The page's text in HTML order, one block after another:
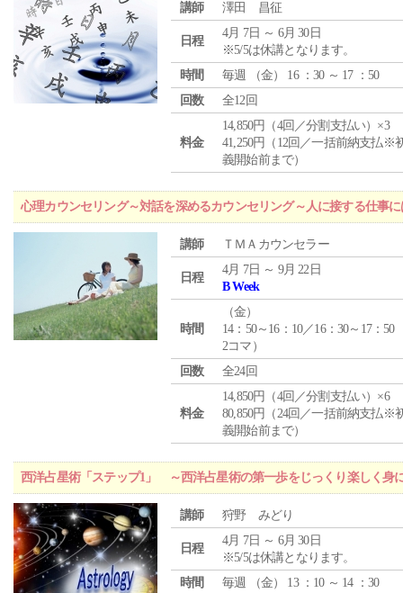
講師 澤田 昌征
日程
4月 7日 ～ 6月 30日
※5/5は休講となります。
時間
毎週 （金） 16 ：30 ～ 17 ：50
回数
全12回
料金
14,850円（4回／分割支払い）×3
41,250円（12回／一括前納支払※
義開始前まで）
心理カウンセリング～対話を深めるカウンセリング～人に接する仕事
講師 ＴＭＡカウンセラー
日程
4月 7日 ～ 9月 22日
B Week
時間
（金）
14：50～16：10／16：30～17：50
2コマ）
回数
全24回
料金
14,850円（4回／分割支払い）×6
80,850円（24回／一括前納支払※
義開始前まで）
西洋占星術「ステップ1」 ～西洋占星術の第一歩をじっくり楽しく身
講師 狩野 みどり
日程
4月 7日 ～ 6月 30日
※5/5は休講となります。
時間
毎週 （金） 13 ：10 ～ 14 ：30